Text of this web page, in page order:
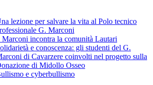
lezione per salvare la vita al Polo tecnico
G. Marconi
incontra la comunità Lautari
e conoscenza: gli studenti del G.
di Cavarzere coinvolti nel progetto sulla
di Midollo Osseo
e cyberbullismo